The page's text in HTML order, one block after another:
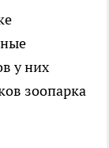
у них
зоопарка